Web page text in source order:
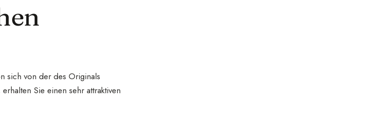
sich von der des Originals
Sie einen sehr attraktiven